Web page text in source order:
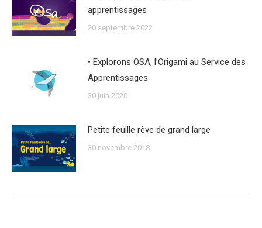
apprentissages
20 septembre 2022
• Explorons OSA, l’Origami au Service des
Apprentissages
30 juin 2020
Petite feuille rêve de grand large
30 novembre 2018